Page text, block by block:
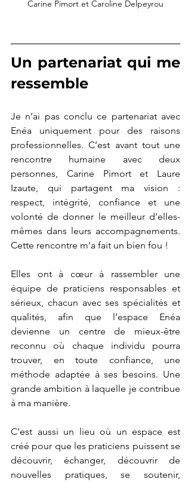
Carine Pimort et Caroline Delpeyrou
Un partenariat qui me
ressemble
Je n’ai pas conclu ce partenariat avec
Enéa uniquement pour des raisons
professionnelles. C’est avant tout une
rencontre humaine avec deux
personnes, Carine Pimort et Laure
Izaute, qui partagent ma vision :
respect, intégrité, confiance et une
volonté de donner le meilleur d’elles-
mêmes dans leurs accompagnements.
Cette rencontre m’a fait un bien fou !
Elles ont à cœur à rassembler une
équipe de praticiens responsables et
sérieux, chacun avec ses spécialités et
qualités, afin que l’espace Enéa
devienne un centre de mieux-être
reconnu où chaque individu pourra
trouver, en toute confiance, une
méthode adaptée à ses besoins. Une
grande ambition à laquelle je contribue
à ma manière.
C’est aussi un lieu où un espace est
créé pour que les praticiens puissent se
découvrir, échanger, découvrir de
nouvelles pratiques, se soutenir,